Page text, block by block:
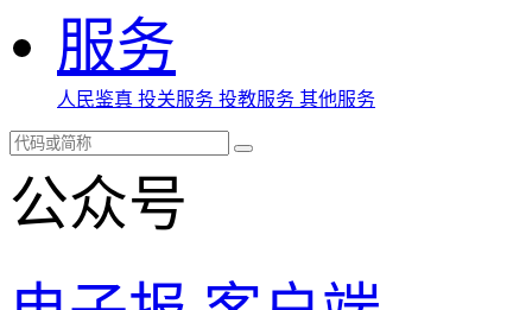
服务
人民鉴真 投关服务 投教服务 其他服务
公众号